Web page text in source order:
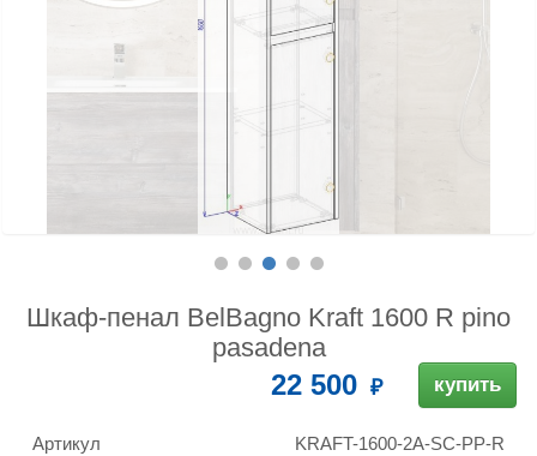
Шкаф-пенал BelBagno Kraft 1600 R pino
pasadena
22 500 купить
Артикул KRAFT-1600-2A-SC-PP-R